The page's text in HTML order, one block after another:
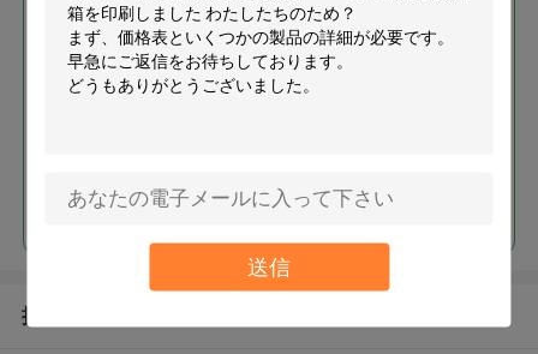
送信
カスタマイズされたホログラム
10mlのガラスびんの収納箱規則
的なCMYKの印刷の習慣は箱を印
刷しました
続行
推薦されたプロダクト